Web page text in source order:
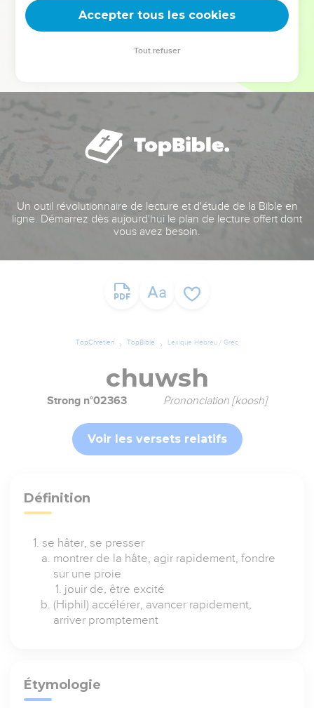
équipe, un groupe ou une famille, leur expérience est faite
Un outil révolutionnaire de lecture et d'étude de la Bible en
ligne. Démarrez dès aujourd'hui le plan de lecture offert dont
vous avez besoin.
TopChrétien TopBible Lexique Hébreu / Grec
chuwsh
Strong n°02363 Prononciation [koosh]
Voir les versets relatifs
Définition
se hâter, se presser
montrer de la hâte, agir rapidement, fondre
sur une proie
jouir de, être excité
(Hiphil) accélérer, avancer rapidement,
arriver promptement
Étymologie
Accepter tous les cookies
Tout refuser